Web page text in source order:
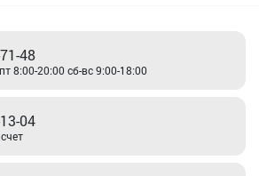
48
8:00-20:00 сб-вс 9:00-18:00
04